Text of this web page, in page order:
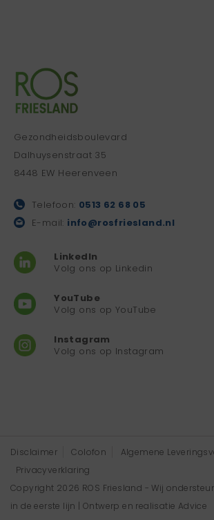
Gezondheidsboulevard
Dalhuysenstraat 35
8448 EW Heerenveen
Telefoon: 0513 62 68 05
E-mail: info@rosfriesland.nl
LinkedIn
Volg ons op Linkedin
YouTube
Volg ons op YouTube
Instagram
Volg ons op Instagram
Disclaimer Colofon
Algemene
Privacyverklaring
Copyright 2026 ROS Friesland - Wij
in de eerste lijn | Ontwerp en realisatie Advice